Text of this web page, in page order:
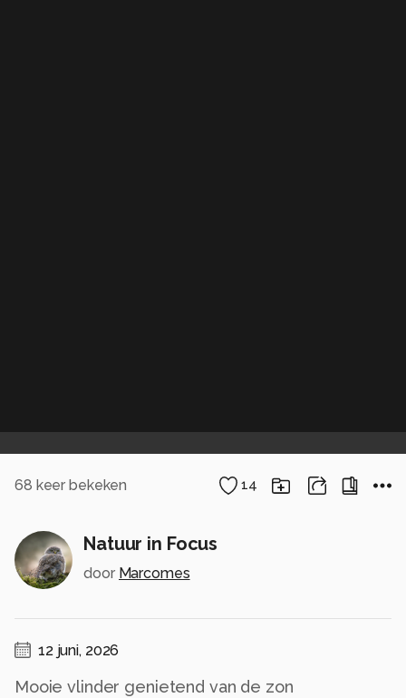
68 keer bekeken 14
Natuur in Focus
door Marcomes
12 juni, 2026
Mooie vlinder genietend van de zon